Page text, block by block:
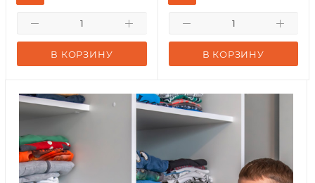
В КОРЗИНУ В КОРЗИНУ